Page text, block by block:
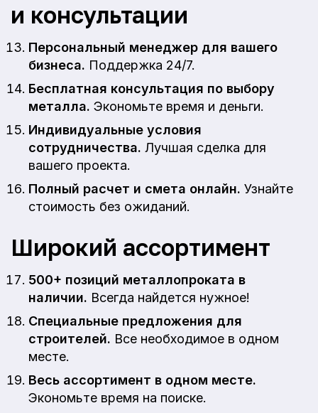
и консультации
Персональный менеджер для вашего
бизнеса. Поддержка 24/7.
Бесплатная консультация по выбору
металла. Экономьте время и деньги.
Индивидуальные условия
сотрудничества. Лучшая сделка для
вашего проекта.
Полный расчет и смета онлайн. Узнайте
стоимость без ожиданий.
Широкий ассортимент
500+ позиций металлопроката в
наличии. Всегда найдется нужное!
Специальные предложения для
строителей. Все необходимое в одном
месте.
Весь ассортимент в одном месте.
Экономьте время на поиске.